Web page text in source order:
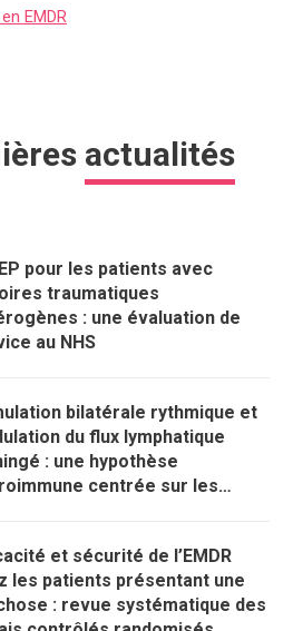
EMDR
actualités
pour les patients avec
traumatiques
: une évaluation de
au NHS
bilatérale rythmique et
du flux lymphatique
: une hypothèse
centrée sur les
et sécurité de l’EMDR
les patients présentant une
: revue systématique des